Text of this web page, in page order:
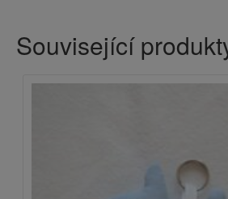
okně)
Související